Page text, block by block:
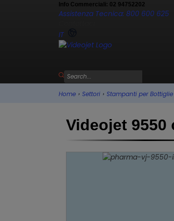
Info Commerciali: 02 94752202
Assistenza Tecnica: 800 600 625
IT
Home › Settori › Stampanti per
Videojet